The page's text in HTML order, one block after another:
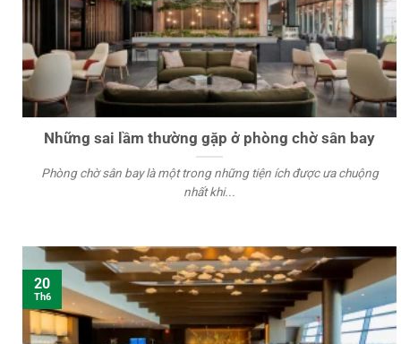
Những sai lầm thường gặp ở phòng chờ sân bay
Phòng chờ sân bay là một trong những tiện ích được ưa chuộng
nhất khi...
20
Th6